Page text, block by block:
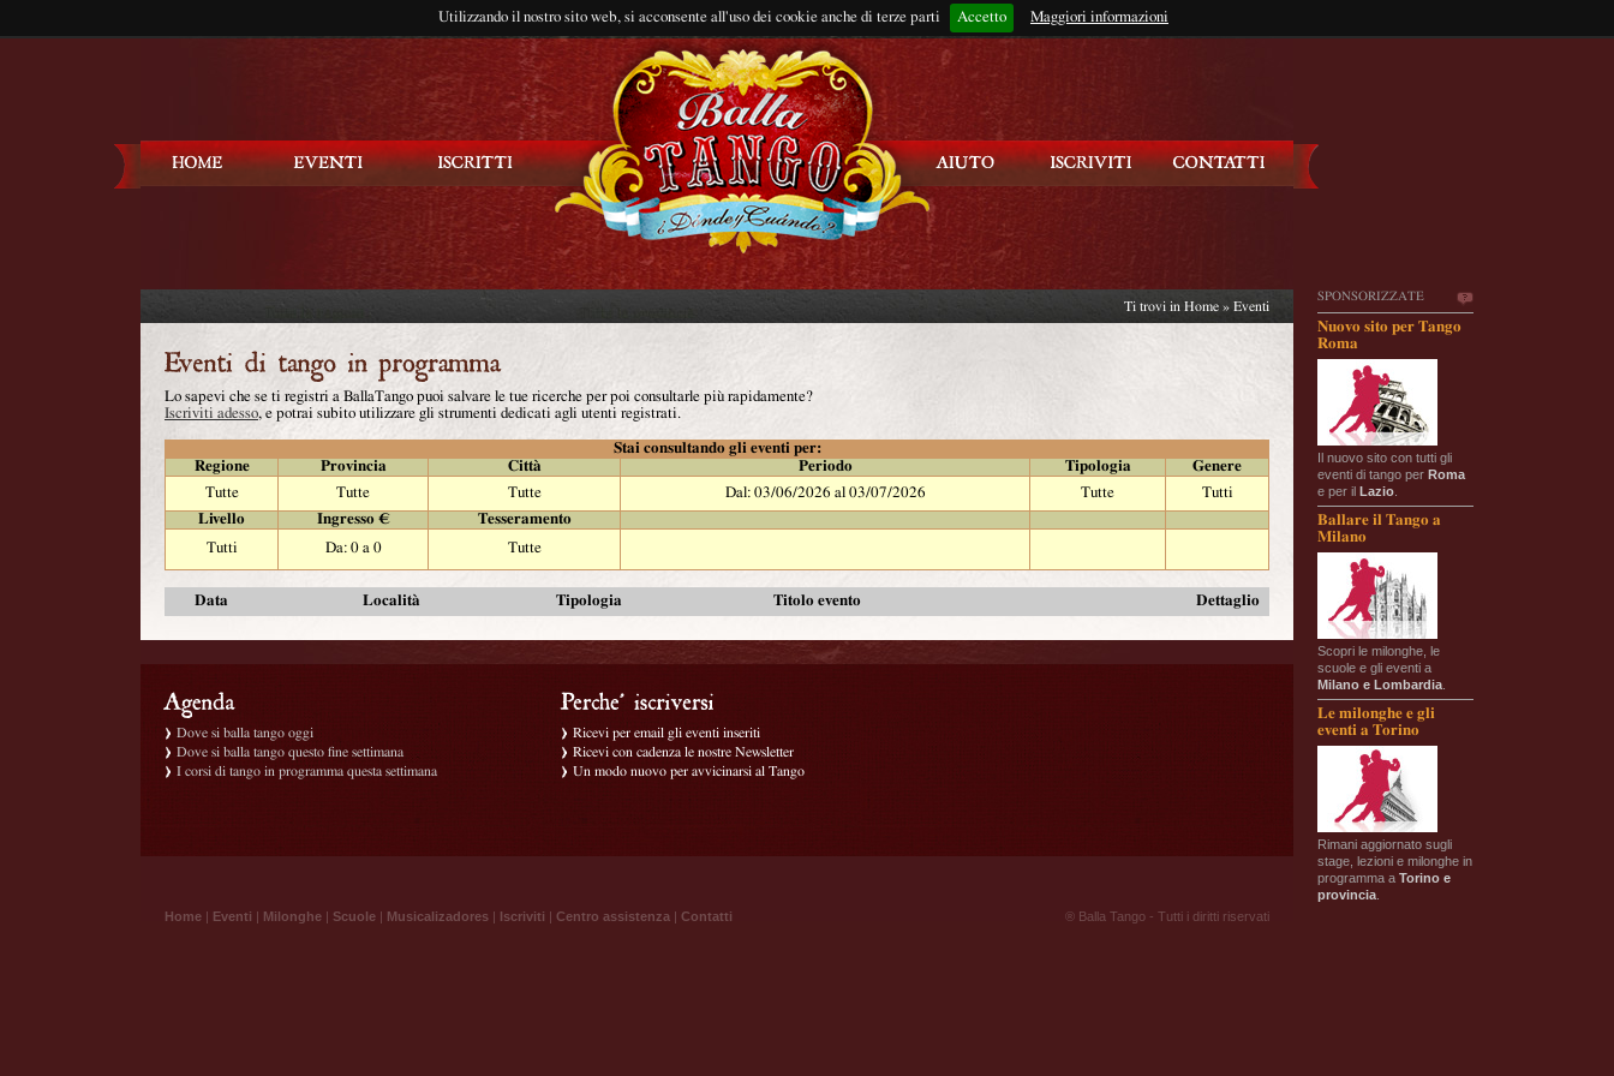
Utilizzando il nostro sito web, si acconsente all'uso dei cookie anche di terze parti Accetto Maggiori informazioni
Rimani connesso?
SPONSORIZZATE
Nuovo sito per Tango
Roma
Il nuovo sito con tutti gli
eventi di tango per Roma
e per il Lazio
Ballare il Tango a
Milano
Scopri le milonghe, le
scuole e gli eventi a
Milano e Lombardia
Le milonghe e gli
eventi a Torino
Rimani aggiornato sugli
stage, lezioni e milonghe in
programma a Torino e
provincia
Ti trovi in Home » Eventi
Lo sapevi che se ti registri a BallaTango puoi salvare le tue ricerche per poi consultarle più rapidamente?
Iscriviti adesso, e potrai subito utilizzare gli strumenti dedicati agli utenti registrati.
Stai consultando gli eventi per:
Regione
Provincia Città Periodo Tipologia
Genere
Tutte
Tutte Tutte Dal: 03/06/2026 al 03/07/2026 Tutte
Tutti
Livello
Ingresso €
Tesseramento
Tutti
Da: 0 a 0 Tutte
Data Località Tipologia Titolo evento Dettaglio
Dove si balla tango oggi
Dove si balla tango questo fine settimana
I corsi di tango in programma questa settimana
Ricevi per email gli eventi inseriti
Ricevi con cadenza le nostre Newsletter
Un modo nuovo per avvicinarsi al Tango
Home | Eventi | Milonghe | Scuole | Musicalizadores | Iscriviti | Centro assistenza | Contatti ® Balla Tango - Tutti i diritti riservati